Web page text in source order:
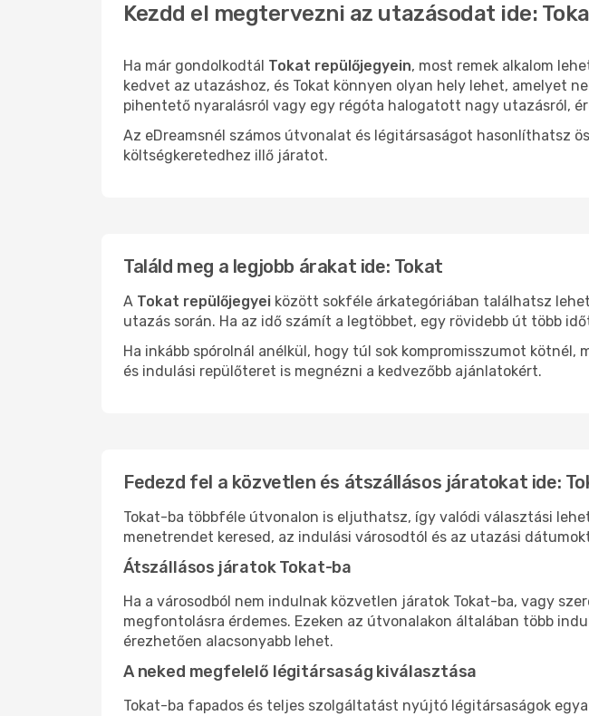
Kezdd el megtervezni az utazásodat ide:
Ha már gondolkodtál Tokat repülőjegyein, most remek alkalom
kedvet az utazáshoz, és Tokat könnyen olyan hely lehet, amelyet
pihentető nyaralásról vagy egy régóta halogatott nagy utazásról,
Az eDreamsnél számos útvonalat és légitársaságot hasonlíthatsz
költségkeretedhez illő járatot.
Találd meg a legjobb árakat ide: Tokat
A Tokat repülőjegyei között sokféle árkategóriában találhatsz
utazás során. Ha az idő számít a legtöbbet, egy rövidebb út több
Ha inkább spórolnál anélkül, hogy túl sok kompromisszumot
és indulási repülőteret is megnézni a kedvezőbb ajánlatokért.
Fedezd fel a közvetlen és átszállásos járatokat ide:
Tokat-ba többféle útvonalon is eljuthatsz, így valódi választási
menetrendet keresed, az indulási városodtól és az utazási
Átszállásos járatok Tokat-ba
Ha a városodból nem indulnak közvetlen járatok Tokat-ba, vagy
megfontolásra érdemes. Ezeken az útvonalakon általában több
érezhetően alacsonyabb lehet.
A neked megfelelő légitársaság kiválasztása
Tokat-ba fapados és teljes szolgáltatást nyújtó légitársaságok